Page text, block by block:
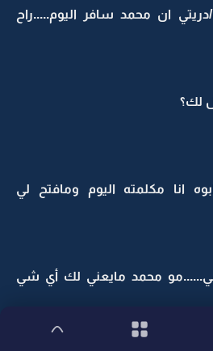
ان محمد سافر اليوم.....راح
لك؟
انا مكلمته اليوم ومافتح لي
محمد مايعني لك أي شي